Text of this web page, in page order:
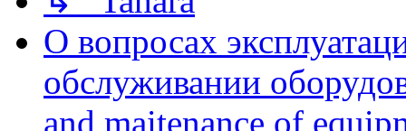
О вопросах
обслуживании
and maitenance of